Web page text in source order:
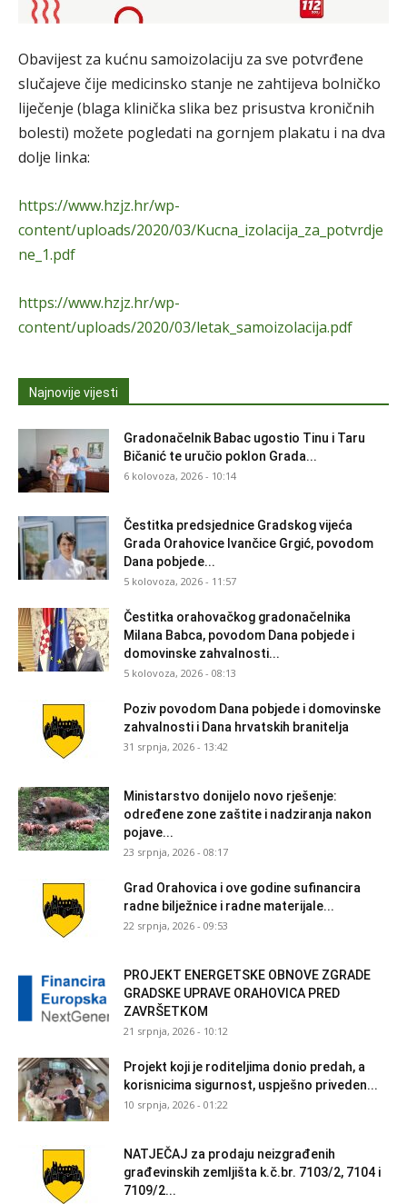
Obavijest za kućnu samoizolaciju za sve potvrđene
slučajeve čije medicinsko stanje ne zahtijeva bolničko
liječenje (blaga klinička slika bez prisustva kroničnih
bolesti) možete pogledati na gornjem plakatu i na dva
dolje linka:
https://www.hzjz.hr/wp-
content/uploads/2020/03/Kucna_izolacija_za_potvrdje
ne_1.pdf
https://www.hzjz.hr/wp-
content/uploads/2020/03/letak_samoizolacija.pdf
Najnovije vijesti
Gradonačelnik Babac ugostio Tinu i Taru
Bičanić te uručio poklon Grada...
6 kolovoza, 2026 - 10:14
Čestitka predsjednice Gradskog vijeća
Grada Orahovice Ivančice Grgić, povodom
Dana pobjede...
5 kolovoza, 2026 - 11:57
Čestitka orahovačkog gradonačelnika
Milana Babca, povodom Dana pobjede i
domovinske zahvalnosti...
5 kolovoza, 2026 - 08:13
Poziv povodom Dana pobjede i domovinske
zahvalnosti i Dana hrvatskih branitelja
31 srpnja, 2026 - 13:42
Ministarstvo donijelo novo rješenje:
određene zone zaštite i nadziranja nakon
pojave...
23 srpnja, 2026 - 08:17
Grad Orahovica i ove godine sufinancira
radne bilježnice i radne materijale...
22 srpnja, 2026 - 09:53
PROJEKT ENERGETSKE OBNOVE ZGRADE
GRADSKE UPRAVE ORAHOVICA PRED
ZAVRŠETKOM
21 srpnja, 2026 - 10:12
Projekt koji je roditeljima donio predah, a
korisnicima sigurnost, uspješno priveden...
10 srpnja, 2026 - 01:22
NATJEČAJ za prodaju neizgrađenih
građevinskih zemljišta k.č.br. 7103/2, 7104 i
7109/2...